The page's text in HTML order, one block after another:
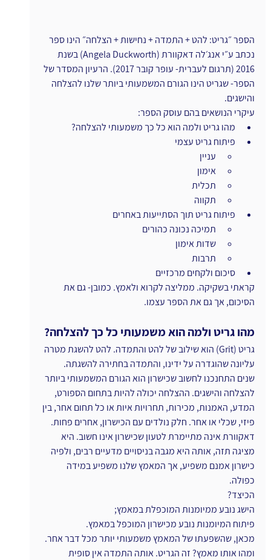
הספר ״גריט: להט + התמדה + נחישות + הצלחה״ הינו ספר
נכתב ע״י אנג׳לה דאקוורת (Angela Duckworth) בשנת
2016 (תרגום לעברית- עופר קובר 2017). הרעיון המסדר של
הספר- שגריט הינו הגורם המשמעותי ביותר שלנו להצלחה
והישגים.
עיקרי הנושאים בהם עוסק הספר:
מהו גריט ולמה הוא כל כך משמעותי להצלחה?
פיתוח גריט עצמי
עניין
אימון
תכלית
תקווה
פיתוח גריט תוך הסתייעות באחרים
תמיכה נכונה כהורים
שדות אימון
תרבות
סיכום ולקחים מרכזיים
קראתי בשקיקה. ממליצה לקרוא ולאמץ. כמובן- גם את
הסיכום, אך גם את הספר עצמו.
מהו גריט ולמה הוא משמעותי כל כך להצלחה?
גריט (Grit) הוא שילוב של להט והתמדה. להט להשגת מטרה
עליונה שהוגדרה על ידינו, והתמדה בחתירה להשגתה.
שנים התחנכנו לחשוב שכישרון הוא הגורם המשמעותי ביותר
להצלחה והישגים. ההצלחה יכולה להיות בתחום הספורט,
המדע, האמנות, מכירות, תחרויות איות או כל תחום אחר, בין
פיזי, שכלי או אחר. חלק נולדים עם הכישרון, אחרים פחות.
דאקוורת אינה מתיימרת לטעון שכישרון אינו חשוב. היא
מציגה תזה, אותה היא מגבה בניסויים מדעיים רבים, ולפיה
כישרון אמנם משפיע, אך המאמץ שלנו משפיע במידה
כפולה.
הכיצד?
הישג נובע ממיומנות המוכפלת במאמץ;
פיתוח המיומנות נובע מכישרון המוכפל במאמץ.
מכאן, שהשפעתו של המאמץ משמעותי יותר מכל דבר אחר.
ומהו אותו מאמץ? זה הגריט. אותה התמדה אין סופית